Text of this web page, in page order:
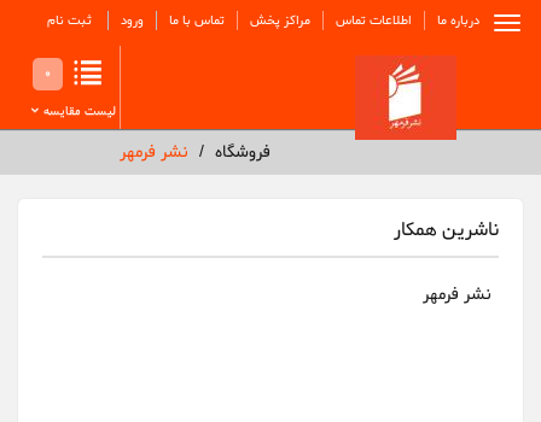
درباره ما اطلاعات تماس مراکز پخش تماس با ما ورود ثبت نام
0
لیست مقایسه
فروشگاه نشر فرمهر
ناشرین همکار
نشر فرمهر